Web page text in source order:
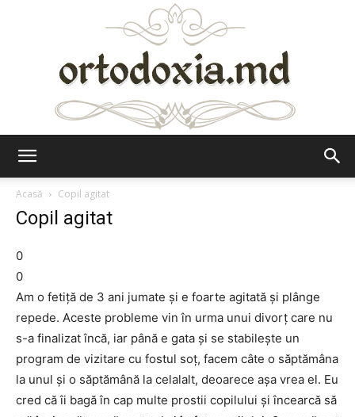
Acasă
Copil agitat
Copil agitat
0
0
Am o fetiţă de 3 ani jumate şi e foarte agitată şi plânge
repede. Aceste probleme vin în urma unui divorţ care nu
s-a finalizat încă, iar până e gata şi se stabileşte un
program de vizitare cu fostul soţ, facem câte o săptămâna
la unul şi o săptămână la celalalt, deoarece aşa vrea el. Eu
cred că îi bagă în cap multe prostii copilului şi încearcă să